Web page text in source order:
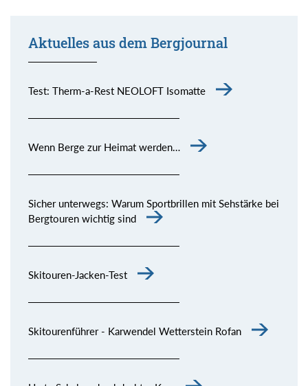
Aktuelles aus dem Bergjournal
Test: Therm-a-Rest NEOLOFT Isomatte
Wenn Berge zur Heimat werden…
Sicher unterwegs: Warum Sportbrillen mit Sehstärke bei
Bergtouren wichtig sind
Skitouren-Jacken-Test
Skitourenführer - Karwendel Wetterstein Rofan